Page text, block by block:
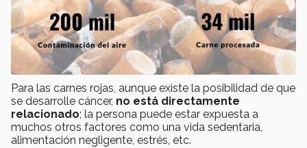
Para las carnes rojas, aunque existe la posibilidad de que
se desarrolle cáncer, no está directamente
relacionado; la persona puede estar expuesta a
muchos otros factores como una vida sedentaria,
alimentación negligente, estrés, etc.